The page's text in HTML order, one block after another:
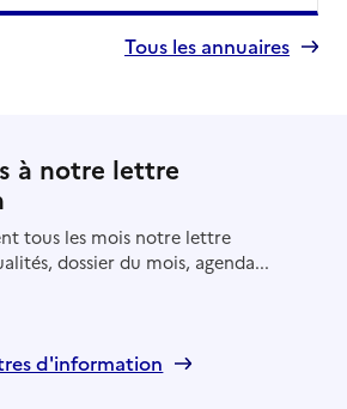
Tous les annuaires
à notre lettre
tous les mois notre lettre
dossier du mois, agenda...
d'information